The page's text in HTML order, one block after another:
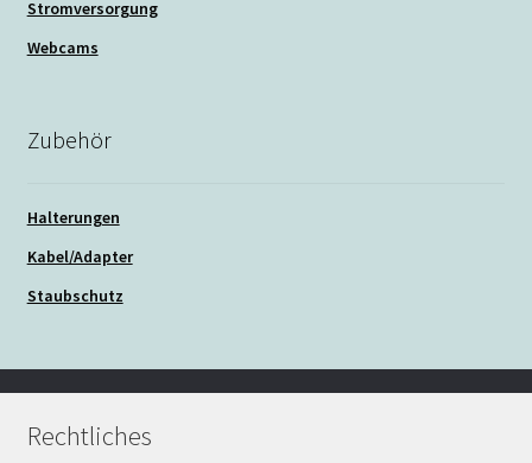
Stromversorgung
Webcams
Zubehör
Halterungen
Kabel/Adapter
Staubschutz
Rechtliches